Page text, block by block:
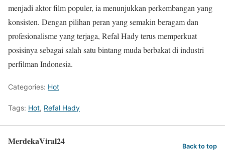
menjadi aktor film populer, ia menunjukkan perkembangan yang
konsisten. Dengan pilihan peran yang semakin beragam dan
profesionalisme yang terjaga, Refal Hady terus memperkuat
posisinya sebagai salah satu bintang muda berbakat di industri
perfilman Indonesia.
Categories: Hot
Tags: Hot, Refal Hady
MerdekaViral24 Back to top